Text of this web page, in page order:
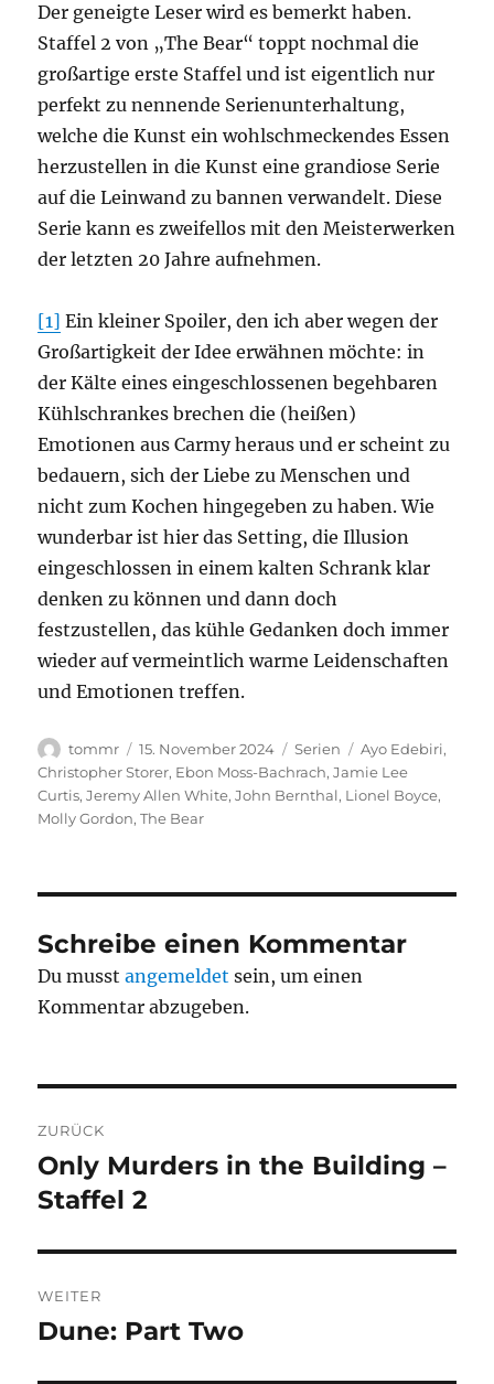
Der geneigte Leser wird es bemerkt haben.
Staffel 2 von „The Bear“ toppt nochmal die
großartige erste Staffel und ist eigentlich nur
perfekt zu nennende Serienunterhaltung,
welche die Kunst ein wohlschmeckendes Essen
herzustellen in die Kunst eine grandiose Serie
auf die Leinwand zu bannen verwandelt. Diese
Serie kann es zweifellos mit den Meisterwerken
der letzten 20 Jahre aufnehmen.
[1] Ein kleiner Spoiler, den ich aber wegen der
Großartigkeit der Idee erwähnen möchte: in
der Kälte eines eingeschlossenen begehbaren
Kühlschrankes brechen die (heißen)
Emotionen aus Carmy heraus und er scheint zu
bedauern, sich der Liebe zu Menschen und
nicht zum Kochen hingegeben zu haben. Wie
wunderbar ist hier das Setting, die Illusion
eingeschlossen in einem kalten Schrank klar
denken zu können und dann doch
festzustellen, das kühle Gedanken doch immer
wieder auf vermeintlich warme Leidenschaften
und Emotionen treffen.
Autor
tommr
Veröffentlicht
am
15. November 2024 Kategorien
Serien Schlagwörter
Ayo Edebiri,
Christopher Storer, Ebon Moss-Bachrach,Jamie Lee
Curtis,Jeremy Allen White,John Bernthal, Lionel Boyce,
Molly Gordon,The Bear
Schreibe einen Kommentar
Du musstangemeldet sein, um einen
Kommentar abzugeben.
ZURÜCK
Vorheriger
Beitrag:
Only Murders in the Building –
Staffel 2
WEITER
Nächster
Dune: Part Two